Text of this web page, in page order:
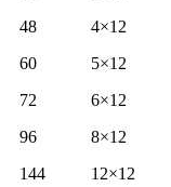
48
4×12
60
5×12
72
6×12
96
8×12
144
12×12